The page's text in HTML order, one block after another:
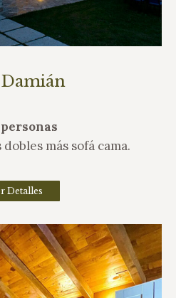
Damián
más sofá cama.
Detalles